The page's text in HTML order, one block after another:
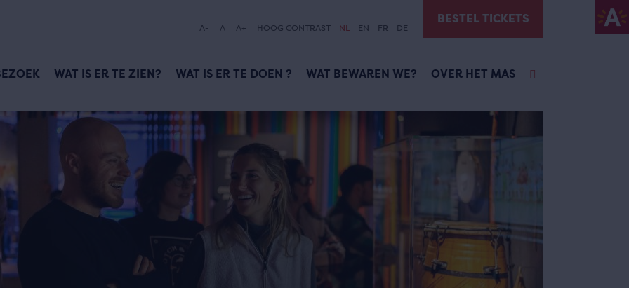
A- A A+ HOOG CONTRAST NL EN FR DE
BESTEL TICKETS
WAT IS ER TE ZIEN? WAT IS ER TE DOEN ? WAT BEWAREN WE? OVER HET MAS